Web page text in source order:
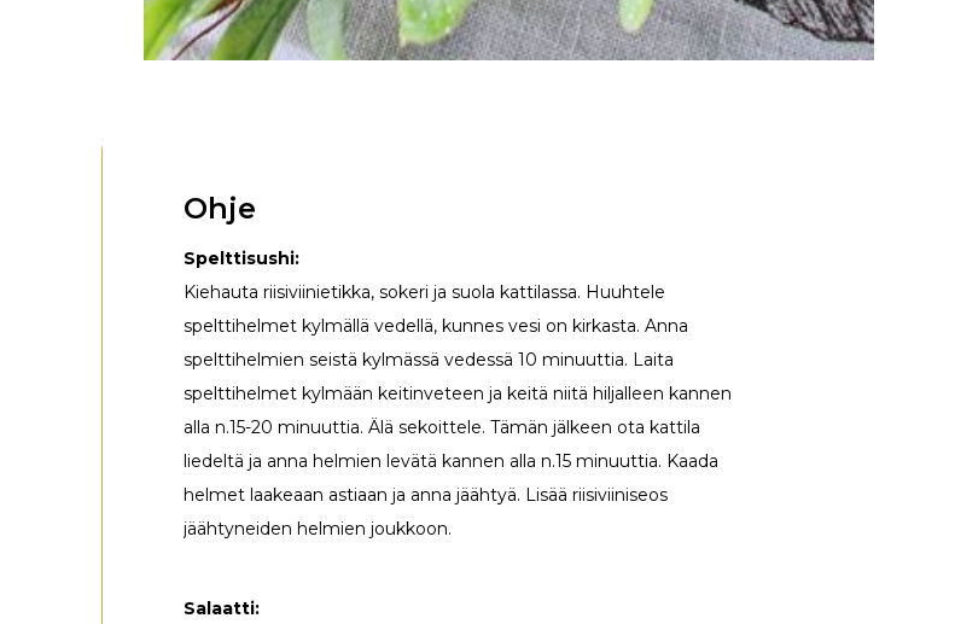
Ohje
Spelttisushi:
Kiehauta riisiviinietikka, sokeri ja suola kattilassa. Huuhtele
spelttihelmet kylmällä vedellä, kunnes vesi on kirkasta. Anna
spelttihelmien seistä kylmässä vedessä 10 minuuttia. Laita
spelttihelmet kylmään keitinveteen ja keitä niitä hiljalleen kannen
alla n.15-20 minuuttia. Älä sekoittele. Tämän jälkeen ota kattila
liedeltä ja anna helmien levätä kannen alla n.15 minuuttia. Kaada
helmet laakeaan astiaan ja anna jäähtyä. Lisää riisiviiniseos
jäähtyneiden helmien joukkoon.
Salaatti: